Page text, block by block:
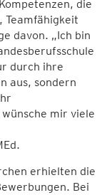
die
Teamfähigkeit
davon. „Ich bin
durch ihre
aus, sondern
mir viele
erhielten die
Bei